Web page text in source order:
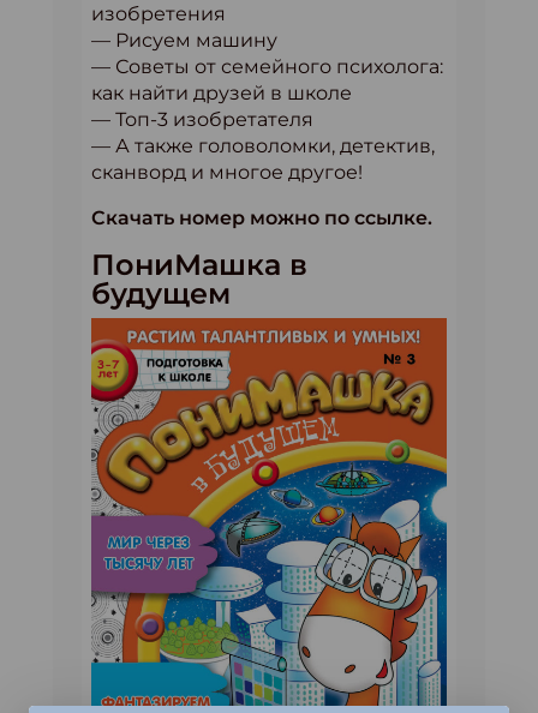
изобретения
— Рисуем машину
— Советы от семейного психолога:
как найти друзей в школе
— Топ-3 изобретателя
— А также головоломки, детектив,
сканворд и многое другое!
Скачать номер можно по ссылке.
ПониМашка в
будущем